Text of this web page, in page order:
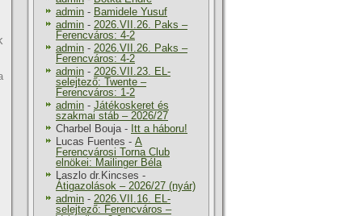
admin - Bamidele Yusuf
admin - 2026.VII.26. Paks –
Ferencváros: 4-2
admin - 2026.VII.26. Paks –
Ferencváros: 4-2
admin - 2026.VII.23. EL-
selejtező: Twente –
Ferencváros: 1-2
admin - Játékoskeret és
szakmai stáb – 2026/27
Charbel Bouja- Itt a háboru!
Lucas Fuentes - A
Ferencvárosi Torna Club
elnökei: Mailinger Béla
Laszlo dr.Kincses -
Átigazolások – 2026/27 (nyár)
admin - 2026.VII.16. EL-
selejtező: Ferencváros –